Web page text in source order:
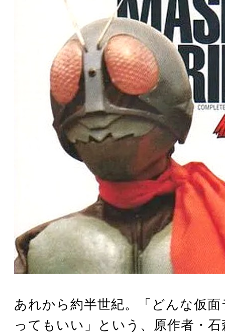
あれから約半世紀。「どんな仮
ってもいい」という、原作者・